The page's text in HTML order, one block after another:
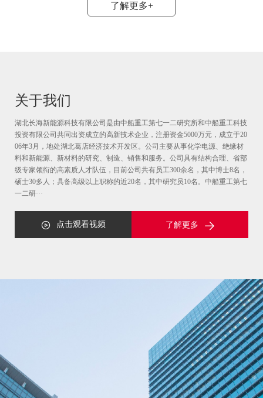
了解更多+
关于我们
湖北长海新能源科技有限公司是由中船重工第七一二研究所和中船重工科技
投资有限公司共同出资成立的高新技术企业，注册资金5000万元，成立于20
06年3月，地处湖北葛店经济技术开发区。公司主要从事化学电源、绝缘材
料和新能源、新材料的研究、制造、销售和服务。公司具有结构合理、省部
级专家领衔的高素质人才队伍，目前公司共有员工300余名，其中博士8名，
硕士30多人；具备高级以上职称的近20名，其中研究员10名。中船重工第七
一二研···
点击观看视频 了解更多